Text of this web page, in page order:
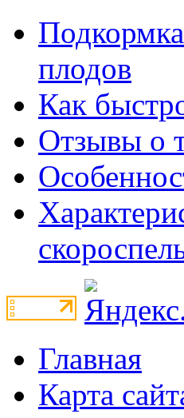
плодов
Как
Отзывы о
Главная
Карта